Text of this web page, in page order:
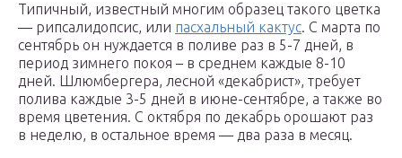
Типичный, известный многим образец такого цветка
— рипсалидопсис, или пасхальный кактус. С марта по
сентябрь он нуждается в поливе раз в 5-7 дней, в
период зимнего покоя – в среднем каждые 8-10
дней. Шлюмбергера, лесной «декабрист», требует
полива каждые 3-5 дней в июне-сентябре, а также во
время цветения. С октября по декабрь орошают раз
в неделю, в остальное время — два раза в месяц.